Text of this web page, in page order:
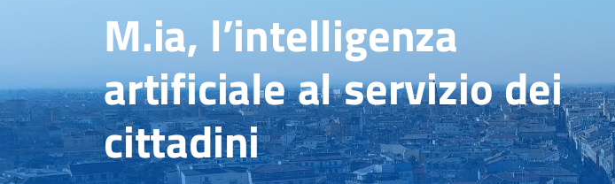
M.ia, l’intelligenza
artificiale al servizio dei
cittadini